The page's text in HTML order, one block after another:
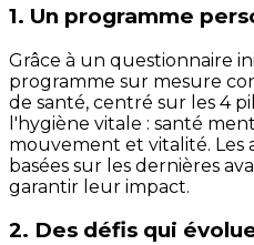
1. Un programme
Grâce à un questionnaire
programme sur mesure
de santé, centré sur les 4
l'hygiène vitale : santé
mouvement et vitalité. Les
basées sur les dernières
garantir leur impact.
2. Des défis qui